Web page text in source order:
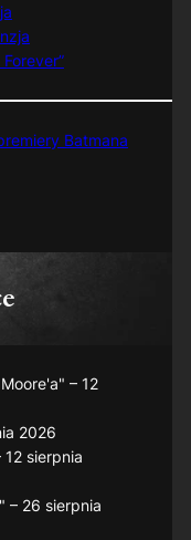
Batmana
– 12
2026
sierpnia
– 26 sierpnia